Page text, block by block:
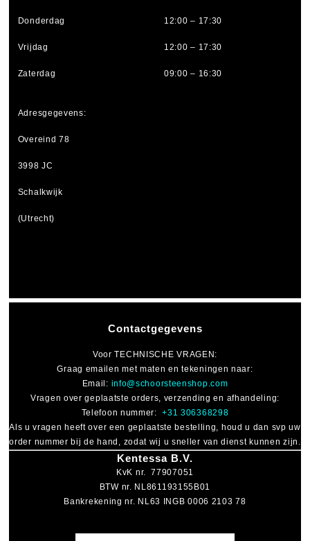
Contactgegevens
VoorTECHNISCHE VRAGEN:
Graag emailen met maten en tekeningen naar:
Email: info@schoorsteenshop.com
Vragen over geplaatste orders, verzending en afhandeling:
Telefoon nummer:+31 306368298
Als u vragen heeft over een geplaatste bestelling, houd u dan svp uw
order nummer bij de hand, zodat wij u sneller van dienst kunnen zijn.
Kentessa B.V.
KvK nr. 77907051
BTW nr. NL861193155B01
Bankrekening nr. NL63 INGB 0006 2103 78
Donderdag 12:00 – 17:30
Vrijdag 12:00 – 17:30
Zaterdag 09:00 – 16:30
Adresgegevens:
Overeind 78
3998 JC
Schalkwijk
(Utrecht)